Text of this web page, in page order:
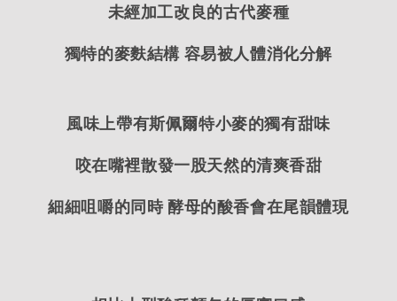
未經加工改良的古代麥種
獨特的麥麩結構 容易被人體消化分解
風味上帶有斯佩爾特小麥的獨有甜味
咬在嘴裡散發一股天然的清爽香甜
細細咀嚼的同時 酵母的酸香會在尾韻體現